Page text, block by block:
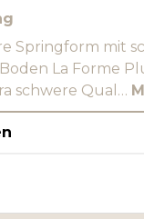
Springform mit
La Forme
schwere Qual…